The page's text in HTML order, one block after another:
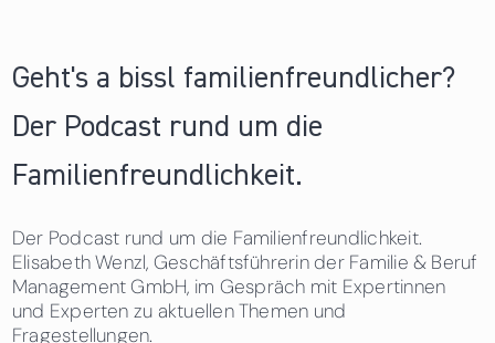
Geht's a bissl familienfreundlicher?
Der Podcast rund um die
Familienfreundlichkeit.
Der Podcast rund um die Familienfreundlichkeit.
Elisabeth Wenzl, Geschäftsführerin der Familie & Beruf
Management GmbH, im Gespräch mit Expertinnen
und Experten zu aktuellen Themen und
Fragestellungen.